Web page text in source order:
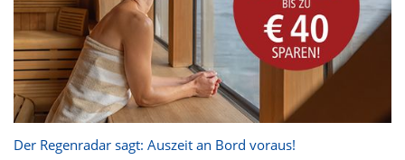
Der Regenradar sagt: Auszeit an Bord voraus!